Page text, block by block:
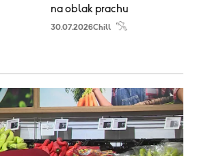
na oblak prachu
30.07.2026Chill